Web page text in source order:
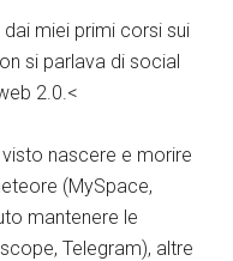
miei primi corsi sui
si parlava di social
2.0.<
nascere e morire
(MySpace,
mantenere le
Telegram), altre